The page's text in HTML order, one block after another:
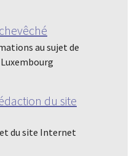
au sujet de
du site
du site Internet